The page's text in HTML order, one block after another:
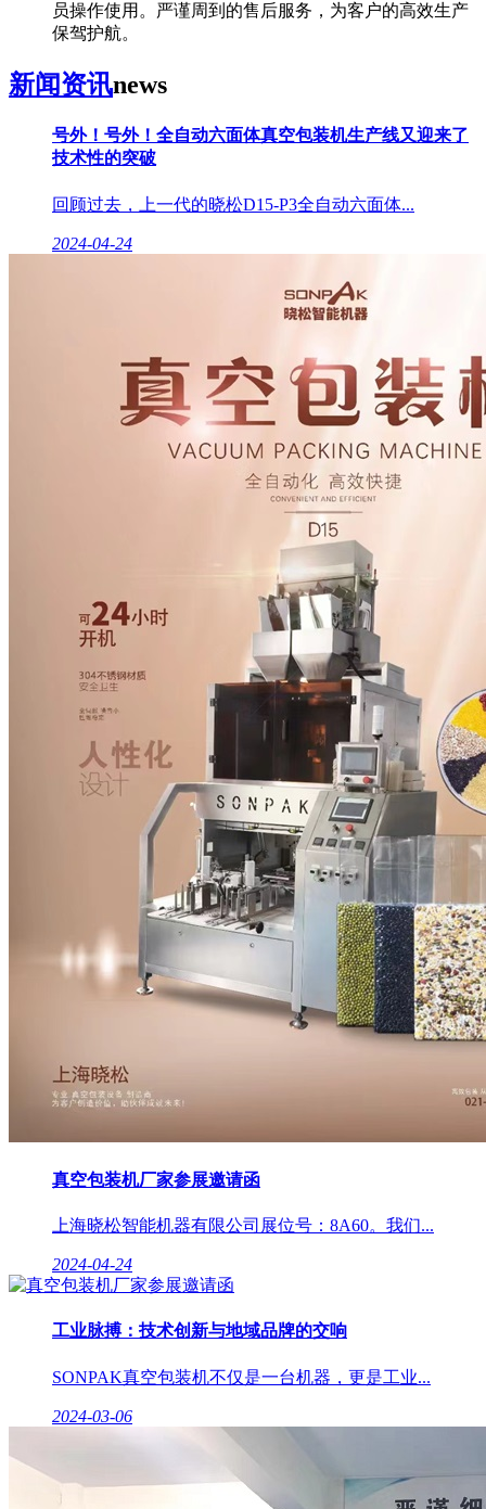
员操作使用。严谨周到的售后服务，为客户的高效生产
保驾护航。
新闻资讯news
号外！号外！全自动六面体真空包装机生产线又迎来了
技术性的突破
回顾过去，上一代的晓松D15-P3全自动六面体...
2024-04-24
真空包装机厂家参展邀请函
上海晓松智能机器有限公司展位号：8A60。我们...
2024-04-24
工业脉搏：技术创新与地域品牌的交响
SONPAK真空包装机不仅是一台机器，更是工业...
2024-03-06